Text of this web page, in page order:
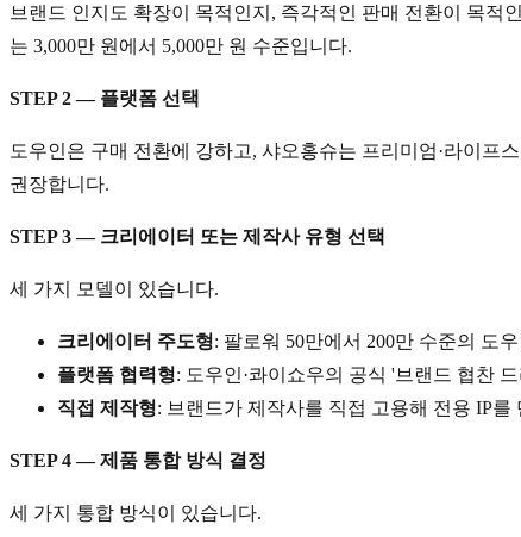
브랜드 인지도 확장이 목적인지, 즉각적인 판매 전환이 목
는 3,000만 원에서 5,000만 원 수준입니다.
STEP 2 — 플랫폼 선택
도우인은 구매 전환에 강하고, 샤오홍슈는 프리미엄·라이프
권장합니다.
STEP 3 — 크리에이터 또는 제작사 유형 선택
세 가지 모델이 있습니다.
크리에이터 주도형: 팔로워 50만에서 200만 수준의 도
플랫폼 협력형: 도우인·콰이쇼우의 공식 '브랜드 협찬
직접 제작형: 브랜드가 제작사를 직접 고용해 전용 IP
STEP 4 — 제품 통합 방식 결정
세 가지 통합 방식이 있습니다.